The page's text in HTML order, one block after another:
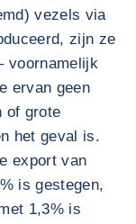
vezels via
zijn ze
voornamelijk
ervan geen
of grote
het geval is.
export van
is gestegen,
1,3% is